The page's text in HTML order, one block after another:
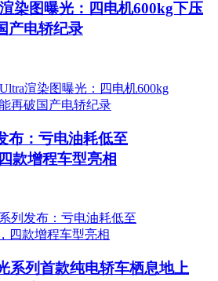
染图曝光：四电机600kg下压
产电轿纪录
布：亏电油耗低至
款增程车型亮相
系列首款纯电轿车栖息地上